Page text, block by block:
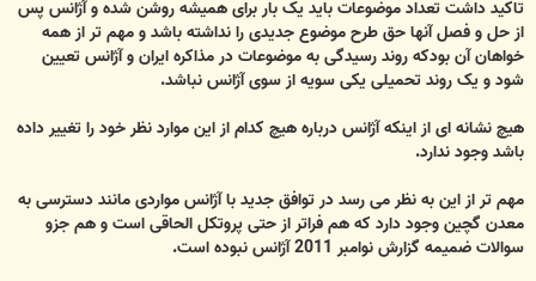
تاکید داشت تعداد موضوعات باید یک بار برای همیشه روشن شده و آژانس پس
از حل و فصل آنها حق طرح موضوع جدیدی را نداشته باشد و مهم تر از همه
خواهان آن بودکه روند رسیدگی به موضوعات در مذاکره ایران و آژانس تعیین
شود و یک روند تحمیلی یکی سویه از سوی آژانس نباشد.
هیچ نشانه ای از اینکه آژانس درباره هیچ کدام از این موارد نظر خود را تغییر داده
باشد وجود ندارد.
مهم تر از این به نظر می رسد در توافق جدید با آژانس مواردی مانند دسترسی به
معدن گچین وجود دارد که هم فراتر از حتی پروتکل الحاقی است و هم جزو
سوالات ضمیمه گزارش نوامبر 2011 آژانس نبوده است.